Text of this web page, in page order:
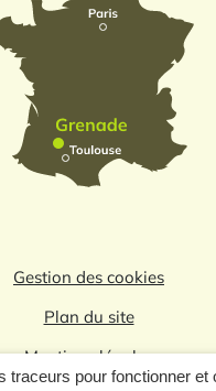
traceurs pour fonctionner et
Gestion des cookies
Plan du site
Mentions légales